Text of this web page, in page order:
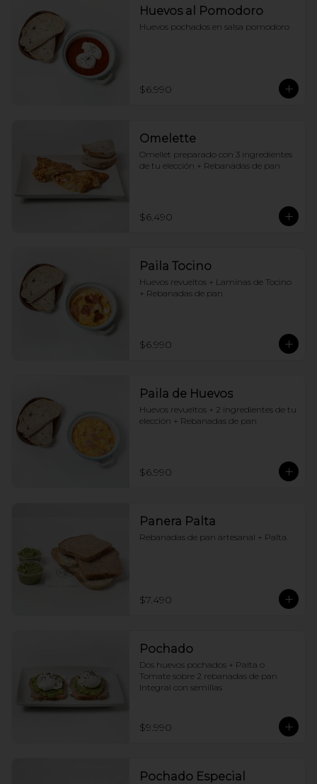
Huevos al Pomodoro
Huevos pochados en salsa pomodoro
$6.990
Omelette
Omellet preparado con 3 ingredientes
de tu elección + Rebanadas de pan
$6.490
Paila Tocino
Huevos revueltos + Laminas de Tocino
+ Rebanadas de pan
$6.990
Paila de Huevos
Huevos revueltos + 2 ingredientes de tu
elección + Rebanadas de pan
$6.990
Panera Palta
Rebanadas de pan artesanal + Palta.
$7.490
Pochado
Dos huevos pochados + Palta o
Tomate sobre 2 rebanadas de pan
Integral con semillas
$9.990
Pochado Especial